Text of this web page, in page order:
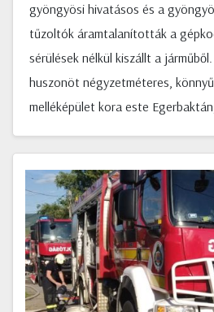
gyöngyösi hivatásos és a
tűzoltók áramtalanították a
sérülések nélkül kiszállt a
huszonöt négyzetméteres,
melléképület kora este